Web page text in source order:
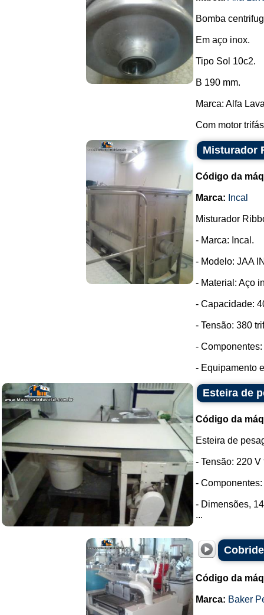
Bomba
Em aço inox.
Tipo Sol 10c2.
B 190 mm.
Marca: Alfa
Com motor
Misturador
Código da
Marca: Incal
Misturador
- Marca: Incal.
- Modelo: JAA
- Material: Aço
- Capacidade:
- Tensão: 380
-
- Equipamento
Esteira de
Código da
Esteira de
- Tensão: 220 V
-
- Dimensões,
...
Código da
Marca: Baker